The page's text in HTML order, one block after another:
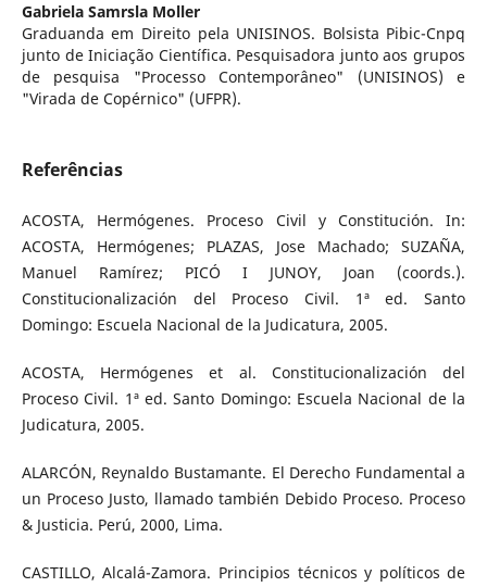
Gabriela Samrsla Moller
Graduanda em Direito pela UNISINOS. Bolsista Pibic-Cnpq
junto de Iniciação Científica. Pesquisadora junto aos grupos
de pesquisa "Processo Contemporâneo" (UNISINOS) e
"Virada de Copérnico" (UFPR).
Referências
ACOSTA, Hermógenes. Proceso Civil y Constitución. In:
ACOSTA, Hermógenes; PLAZAS, Jose Machado; SUZAÑA,
Manuel Ramírez; PICÓ I JUNOY, Joan (coords.).
Constitucionalización del Proceso Civil. 1ª ed. Santo
Domingo: Escuela Nacional de la Judicatura, 2005.
ACOSTA, Hermógenes et al. Constitucionalización del
Proceso Civil. 1ª ed. Santo Domingo: Escuela Nacional de la
Judicatura, 2005.
ALARCÓN, Reynaldo Bustamante. El Derecho Fundamental a
un Proceso Justo, llamado también Debido Proceso. Proceso
& Justicia. Perú, 2000, Lima.
CASTILLO, Alcalá-Zamora. Principios técnicos y políticos de